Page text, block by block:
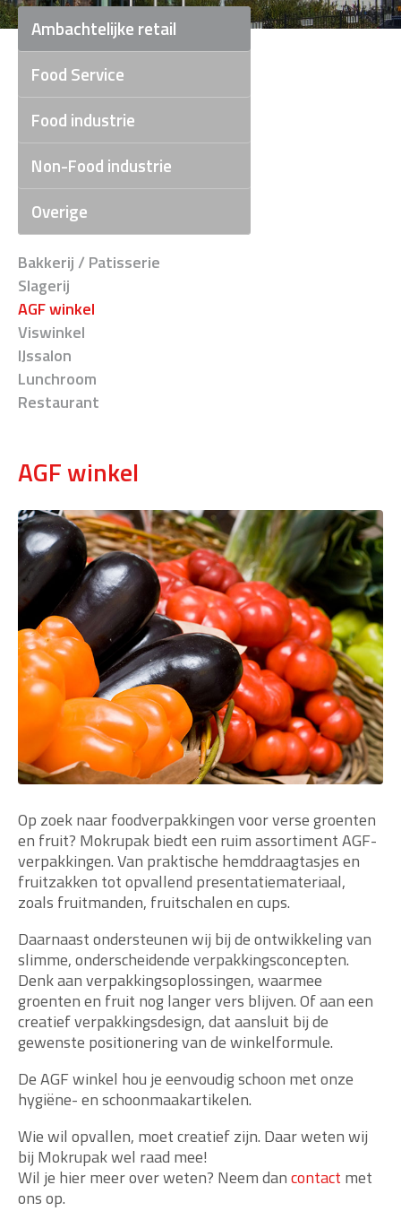
Ambachtelijke retail
Food Service
Food industrie
Non-Food industrie
Overige
Bakkerij / Patisserie
Slagerij
AGF winkel
Viswinkel
IJssalon
Lunchroom
Restaurant
AGF winkel
Op zoek naar foodverpakkingen voor verse groenten
en fruit? Mokrupak biedt een ruim assortiment AGF-
verpakkingen. Van praktische hemddraagtasjes en
fruitzakken tot opvallend presentatiemateriaal,
zoals fruitmanden, fruitschalen en cups.
Daarnaast ondersteunen wij bij de ontwikkeling van
slimme, onderscheidende verpakkingsconcepten.
Denk aan verpakkingsoplossingen, waarmee
groenten en fruit nog langer vers blijven. Of aan een
creatief verpakkingsdesign, dat aansluit bij de
gewenste positionering van de winkelformule.
De AGF winkel hou je eenvoudig schoon met onze
hygiëne- en schoonmaakartikelen.
Wie wil opvallen, moet creatief zijn. Daar weten wij
bij Mokrupak wel raad mee!
Wil je hier meer over weten? Neem dancontact met
ons op.